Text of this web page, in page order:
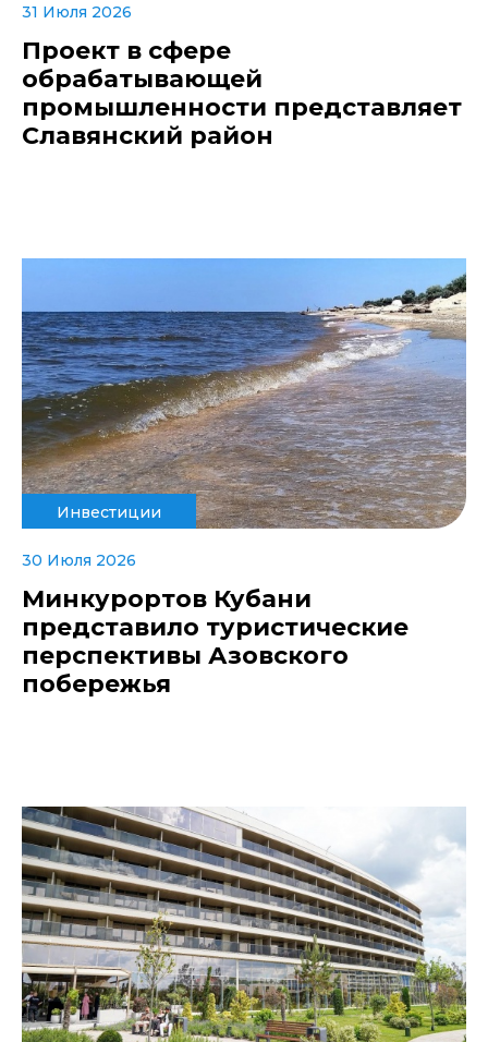
31 Июля 2026
Проект в сфере
обрабатывающей
промышленности представляет
Славянский район
Инвестиции
30 Июля 2026
Минкурортов Кубани
представило туристические
перспективы Азовского
побережья